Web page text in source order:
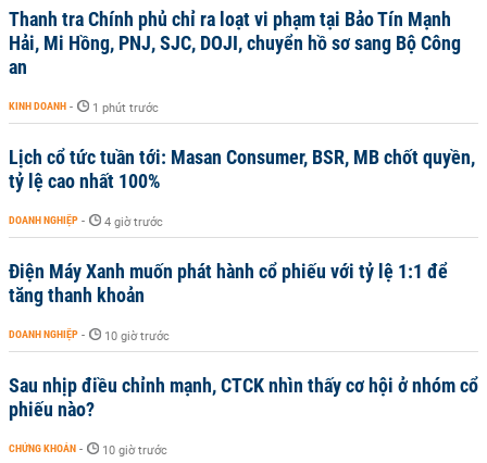
Thanh tra Chính phủ chỉ ra loạt vi phạm tại Bảo Tín Mạnh
Hải, Mi Hồng, PNJ, SJC, DOJI, chuyển hồ sơ sang Bộ Công
an
KINH DOANH - 1 phút trước
Lịch cổ tức tuần tới: Masan Consumer, BSR, MB chốt quyền,
tỷ lệ cao nhất 100%
DOANH NGHIỆP - 4 giờ trước
Điện Máy Xanh muốn phát hành cổ phiếu với tỷ lệ 1:1 để
tăng thanh khoản
DOANH NGHIỆP - 10 giờ trước
Sau nhịp điều chỉnh mạnh, CTCK nhìn thấy cơ hội ở nhóm cổ
phiếu nào?
CHỨNG KHOÁN - 10 giờ trước